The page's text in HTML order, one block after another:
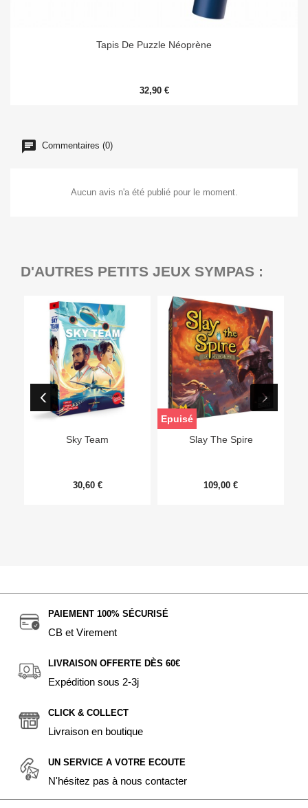
Tapis De Puzzle Néoprène
32,90 €
Commentaires (0)
Aucun avis n'a été publié pour le moment.
D'AUTRES PETITS JEUX SYMPAS :
Sky Team
30,60 €
Slay The Spire
109,00 €
Epuisé
PAIEMENT 100% SÉCURISÉ
CB et Virement
LIVRAISON OFFERTE DÈS 60€
Expédition sous 2-3j
CLICK & COLLECT
Livraison en boutique
UN SERVICE A VOTRE ECOUTE
N'hésitez pas à nous contacter